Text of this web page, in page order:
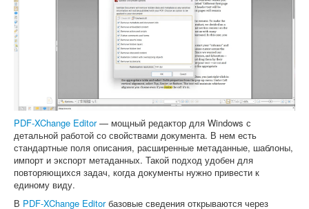
PDF-XChange Editor— мощный редактор для Windows с
детальной работой со свойствами документа. В нем есть
стандартные поля описания, расширенные метаданные, шаблоны,
импорт и экспорт метаданных. Такой подход удобен для
повторяющихся задач, когда документы нужно привести к
единому виду.
В PDF-XChange Editorбазовые сведения открываются через